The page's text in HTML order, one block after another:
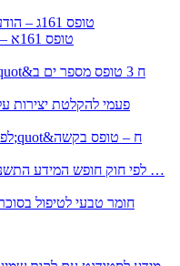
טופס 161ג – הודעה על חזרה מרצף פיצויים / קיצבה
טופס 161א – הודעת עובד עקב פרישה מעבודה
) 1998 ( לפי חוק חופש המידע התשנ;ח – טופס בקשה לקבלת …
חומר טבעי לטיפול